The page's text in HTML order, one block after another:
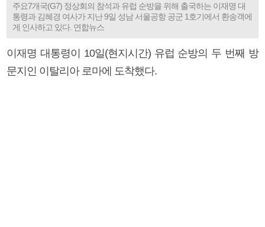
주요7개국(G7) 정상회의 참석과 유럽 순방을 위해 출국하는 이재명 대
통령과 김혜경 여사가 지난 9일 성남 서울공항 공군 1호기에서 환송객에
게 인사하고 있다. 연합뉴스
이재명 대통령이 10일(현지시간) 유럽 순방의 두 번째 방
문지인 이탈리아 로마에 도착했다.